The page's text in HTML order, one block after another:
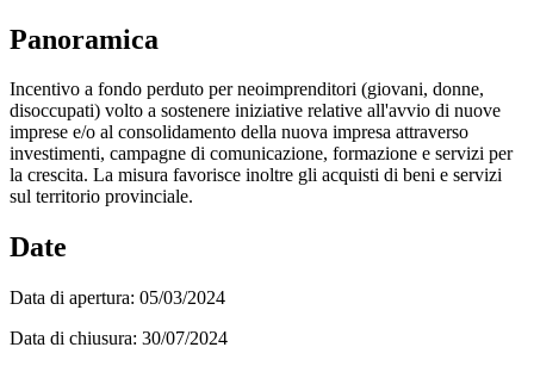
Panoramica
Incentivo a fondo perduto per neoimprenditori (giovani, donne,
disoccupati) volto a sostenere iniziative relative all'avvio di nuove
imprese e/o al consolidamento della nuova impresa attraverso
investimenti, campagne di comunicazione, formazione e servizi per
la crescita. La misura favorisce inoltre gli acquisti di beni e servizi
sul territorio provinciale.
Date
Data di apertura: 05/03/2024
Data di chiusura: 30/07/2024